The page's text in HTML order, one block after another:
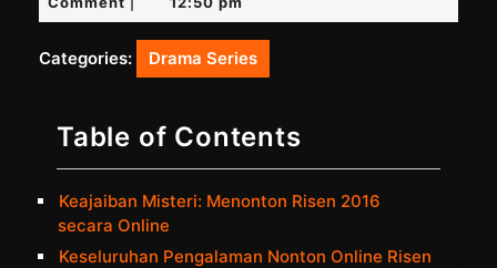
2025
Categories: Drama Series
Table of Contents
Keajaiban Misteri: Menonton Risen 2016
secara Online
Keseluruhan Pengalaman Nonton Online Risen